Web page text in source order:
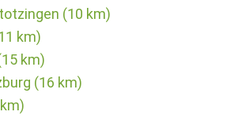
(10 km)
km)
km)
(16 km)